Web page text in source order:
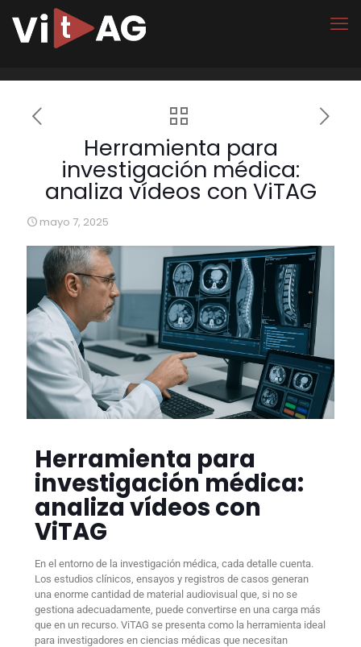
Herramienta para
investigación médica:
analiza vídeos con ViTAG
mayo 7, 2025
Herramienta para
investigación médica:
analiza vídeos con
ViTAG
En el entorno de la investigación médica, cada detalle cuenta.
Los estudios clínicos, ensayos y registros de casos generan
una enorme cantidad de material audiovisual que, si no se
gestiona adecuadamente, puede convertirse en una carga más
que en un recurso. ViTAG se presenta como la herramienta ideal
para investigadores en ciencias médicas que necesitan